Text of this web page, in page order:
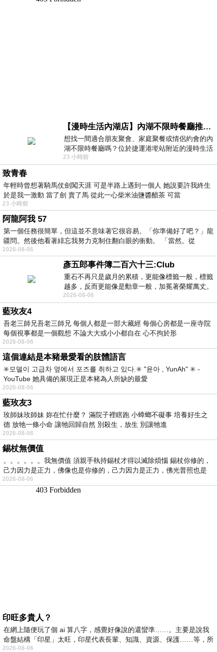
【漫時生活內湖店】內湖不限時餐廳推薦｜捷運港墘站美食，聚餐、約會、家庭聚會首選，正餐甜點一次滿足
想找一間適合朋友聚會、家庭聚餐或情侶約會的內
湖不限時餐廳嗎？位於捷運港墘站附近的漫時生活
內湖店，從捷運站步行約4分鐘即可抵
23 小時前
致青春
年輕時曾想著騎馬仗劍闖天涯 可是半路上遇到一個人 她說要許我終生
於是我一激動 當了劍 賣了馬 從此一心柴米油鹽醬醋茶 可當
23 小時前
阿龍阿我 57
第一個任務很簡單，但這並不意味著它很容易。「你準備好了吧？」龍
疆問。然後他看著緋忘我努力克制住翻白眼的衝動。 「當然。從
2026-08-06
彥五郎事件簿二百六十三:Club
重石不再只是歲月的累積，更能像標籤一般，標籤
越多，反而更能像是勳章一般，加冕著榮耀萬丈。
習慣一如縱容，成了再難輕輕放下的罪證
2026-08-06
藍玫友4
吾老三師兄吾老三師兄 每個人都是一部大藏經 每個心房都是一座寺院
每個視事都是一個觀想 不論大大或小小都自在 心不拘於形
2026-08-06
這個連結是本豬最愛看的肢體語言
✳️모델이 고급차 옆에서 포즈를 취하고 있다.✳️ "윤아 , YunAh" ✳️ -
YouTube 她具備的展現正是本豬為人所缺的最愛
2026-08-06
藍玫友3
玫師妹玫師妹 妳在忙什麼？ 滿院子裡瞎跑 小蟑螂不礙事 培養好生之
德 放牠一條小命 讓牠回歸自然 別殺生，放生 別讓牠進
2026-08-06
錫杖無價值
。。。。。。我無價值 須親手執持錫杖才得以滅除煩惱 錫杖你修的，
己力因力是正力，佛像也是你修的，己力因力是正力，佛光普照也是
2026-08-06
印旺多貴人？
在網上隨便玩了個 ai 算八字，感覺好像說的還蠻準……。主要是說我
命盤結構「印星」太旺，印星代表長輩、知識、資源、保護……等，所
2026-08-06